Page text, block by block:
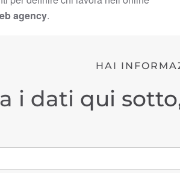
agency.
HAI
i dati qui